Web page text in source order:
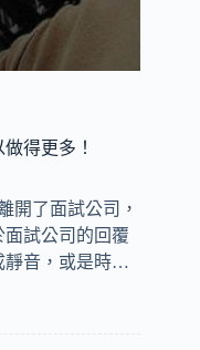
得更多！
開了面試公司，
試公司的回覆
靜音，或是時…